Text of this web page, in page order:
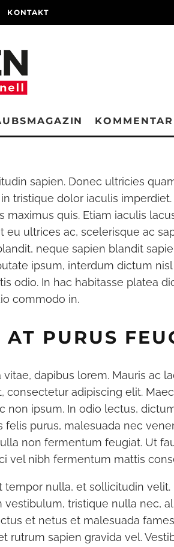
KONTAKT
sapien. Donec ultricies
tristique dolor iaculis
maximus quis. Etiam iaculis
eu ultrices ac, scelerisque ac
neque sapien blandit
ipsum, interdum dictum
odio. In hac habitasse platea
commodo in.
AT PURUS
dapibus lorem. Mauris ac
consectetur adipiscing elit.
non ipsum. In odio lectus,
felis purus, malesuada nec
non fermentum feugiat. Ut
vel nibh fermentum mattis
tempor nulla, et sollicitudin
vestibulum, tristique nulla nec,
et netus et malesuada
rutrum sapien gravida vel.